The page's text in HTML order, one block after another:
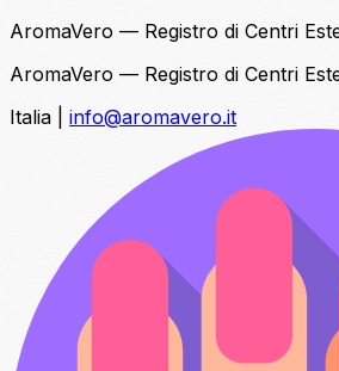
AromaVero — Registro di Centri
AromaVero — Registro di Centri
Italia
info@aromavero.it